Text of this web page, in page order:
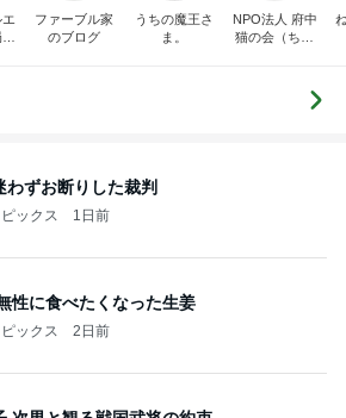
ファーブル家
のブログ
うちの魔王さ
ま。
NPO法人 府中
猫の会（ちゅ
わずお断りした裁判
ックス 1日前
性に食べたくなった生姜
ックス 2日前